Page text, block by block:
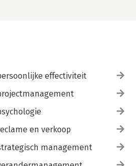
effectiviteit
en verkoop
management